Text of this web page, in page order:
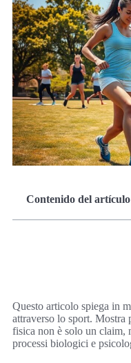
Contenido del artículo
Questo articolo spiega in
attraverso lo sport. Mostra
fisica non è solo un claim,
processi biologici e